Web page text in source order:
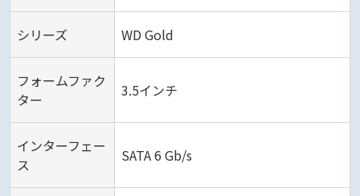
シリーズ WD Gold
フォームファク
ター
3.5インチ
インターフェー
ス
SATA 6 Gb/s